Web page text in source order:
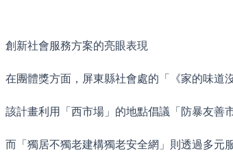
創新社會服務方案的亮眼表現
在團體獎方面，屏東縣社會處的「《家的味道
該計畫利用「西市場」的地點倡議「防暴友善
而「獨居不獨老建構獨老安全網」則透過多元